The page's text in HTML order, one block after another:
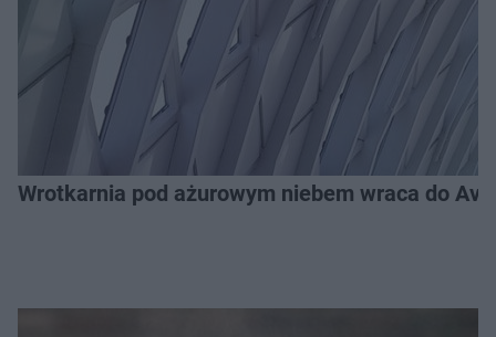
Wrotkarnia pod ażurowym niebem wraca do